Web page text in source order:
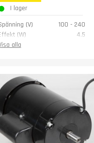
I lager
(V)
100 - 240
(W)
4.5
(kg)
alla